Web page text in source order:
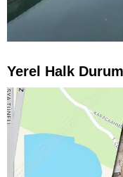
Yerel Halk